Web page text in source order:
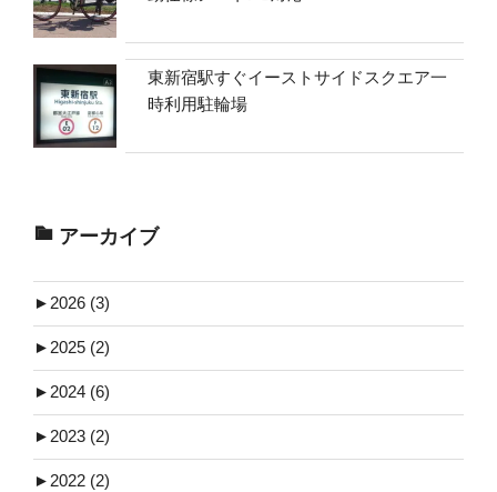
東新宿駅すぐイーストサイドスクエア一
時利用駐輪場
アーカイブ
► 2026 (3)
► 2025 (2)
► 2024 (6)
► 2023 (2)
► 2022 (2)